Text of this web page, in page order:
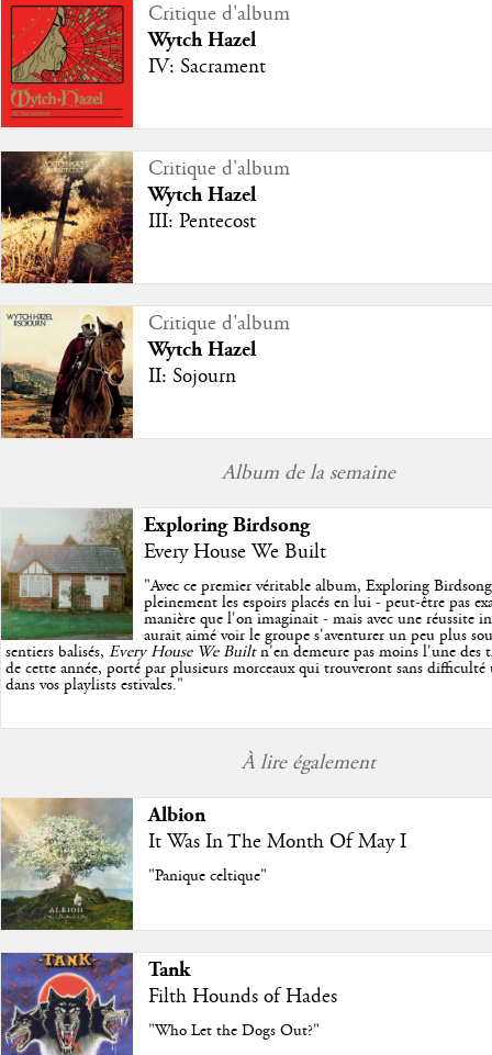
Critique d'album
Wytch Hazel
IV: Sacrament
Critique d'album
Wytch Hazel
III: Pentecost
Critique d'album
Wytch Hazel
II: Sojourn
Album de la semaine
Exploring Birdsong
Every House We Built
"Avec ce premier véritable album, Exploring
pleinement les espoirs placés en lui - peut-être pas
manière que l'on imaginait - mais avec une réussite
aurait aimé voir le groupe s'aventurer un peu plus
sentiers balisés, Every House We Builtn'en demeure pas moins l'une des
de cette année, porté par plusieurs morceaux qui trouveront sans difficulté
dans vos playlists estivales."
À lire également
Albion
It Was In The Month Of May I
"Panique celtique"
Tank
Filth Hounds of Hades
"Who Let the Dogs Out?"